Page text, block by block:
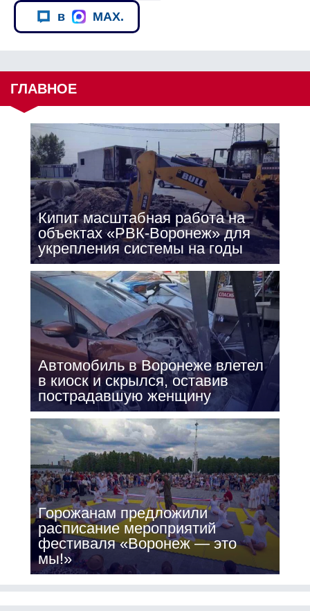
в MAX.
ГЛАВНОЕ
Кипит масштабная работа на
объектах «РВК-Воронеж» для
укрепления системы на годы
Автомобиль в Воронеже влетел
в киоск и скрылся, оставив
пострадавшую женщину
Горожанам предложили
расписание мероприятий
фестиваля «Воронеж — это
мы!»